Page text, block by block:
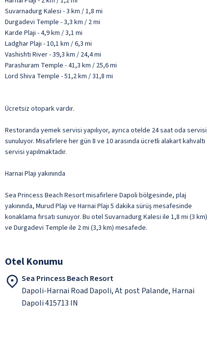
Suvarnadurg Kalesi - 3 km / 1,8 mi
Durgadevi Temple - 3,3 km / 2 mi
Karde Plajı - 4,9 km / 3,1 mi
Ladghar Plajı - 10,1 km / 6,3 mi
Vashishti River - 39,3 km / 24,4 mi
Parashuram Temple - 41,3 km / 25,6 mi
Lord Shiva Temple - 51,2 km / 31,8 mi
Ücretsiz otopark vardır.
Restoranda yemek servisi yapılıyor, ayrıca otelde 24 saat oda servisi
sunuluyor. Misafirlere her gün 8 ve 10 arasında ücretli alakart kahvaltı
servisi yapılmaktadır.
Harnai Plajı yakınında
Sea Princess Beach Resort misafirlere Dapoli bölgesinde, plaj
yakınında, Murud Plajı ve Harnai Plajı 5 dakika sürüş mesafesinde
konaklama fırsatı sunuyor. Bu otel Suvarnadurg Kalesi ile 1,8 mi (3 km)
ve Durgadevi Temple ile 2 mi (3,3 km) mesafede.
Otel Konumu
Sea Princess Beach Resort
Dapoli-Harnai Road Dapoli, At post Palande, Harnai
Dapoli 415713 IN